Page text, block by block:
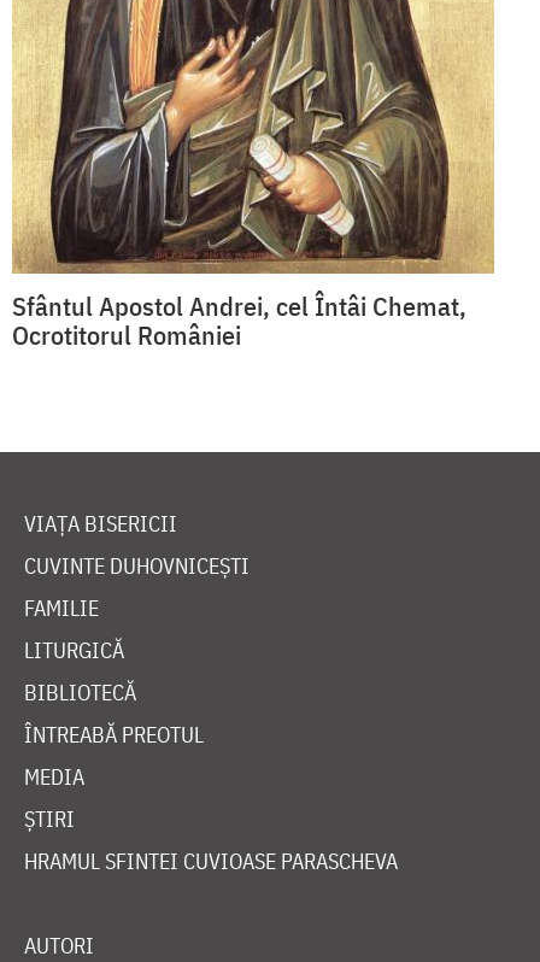
Sfântul Apostol Andrei, cel Întâi Chemat,
Ocrotitorul României
VIAȚA BISERICII
CUVINTE DUHOVNICEȘTI
FAMILIE
LITURGICĂ
BIBLIOTECĂ
ÎNTREABĂ PREOTUL
MEDIA
ȘTIRI
HRAMUL SFINTEI CUVIOASE PARASCHEVA
AUTORI